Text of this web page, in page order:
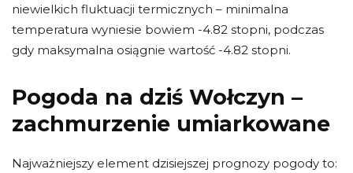
niewielkich fluktuacji termicznych – minimalna
temperatura wyniesie bowiem -4.82 stopni, podczas
gdy maksymalna osiągnie wartość -4.82 stopni.
Pogoda na dziś Wołczyn –
zachmurzenie umiarkowane
Najważniejszy element dzisiejszej prognozy pogody to: